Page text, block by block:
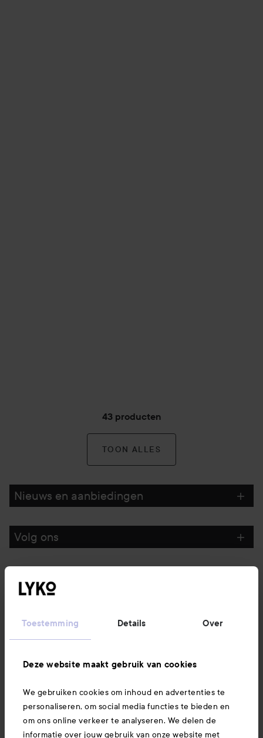
Toestemming Details Over
Deze website maakt gebruik van cookies
We gebruiken cookies om inhoud en advertenties te
personaliseren, om social media functies te bieden en
om ons online verkeer te analyseren. We delen de
informatie over jouw gebruik van onze website met
43 producten
TOON ALLES
Nieuws en aanbiedingen
Volg ons
Informatie
Ook interessant
Download hier onze app